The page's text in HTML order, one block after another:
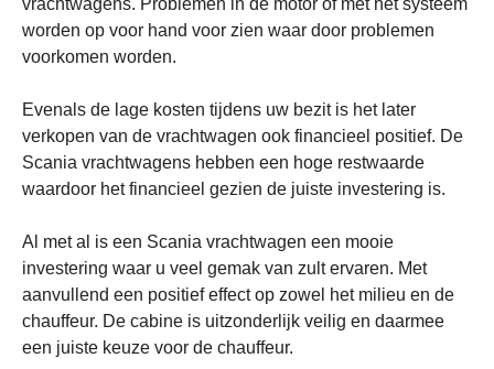
vrachtwagens. Problemen in de motor of met het systeem
worden op voor hand voor zien waar door problemen
voorkomen worden.
Evenals de lage kosten tijdens uw bezit is het later
verkopen van de vrachtwagen ook financieel positief. De
Scania vrachtwagens hebben een hoge restwaarde
waardoor het financieel gezien de juiste investering is.
Al met al is een Scania vrachtwagen een mooie
investering waar u veel gemak van zult ervaren. Met
aanvullend een positief effect op zowel het milieu en de
chauffeur. De cabine is uitzonderlijk veilig en daarmee
een juiste keuze voor de chauffeur.